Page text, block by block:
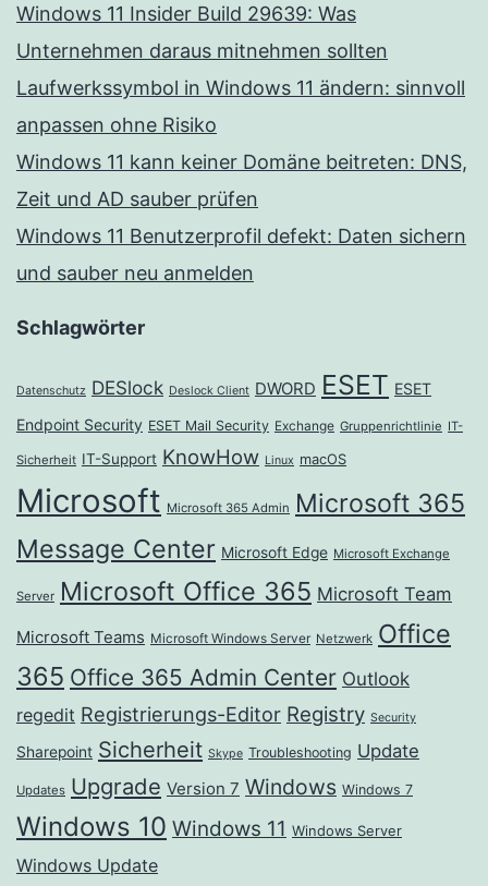
Windows 11 Insider Build 29639: Was
Unternehmen daraus mitnehmen sollten
Laufwerkssymbol in Windows 11 ändern: sinnvoll
anpassen ohne Risiko
Windows 11 kann keiner Domäne beitreten: DNS,
Zeit und AD sauber prüfen
Windows 11 Benutzerprofil defekt: Daten sichern
und sauber neu anmelden
Schlagwörter
Datenschutz DESlock Deslock Client DWORD ESET ESET
Endpoint Security ESET Mail Security Exchange Gruppenrichtlinie IT-
Sicherheit IT-Support KnowHow Linux macOS
Microsoft Microsoft 365 Admin Microsoft 365
Message Center Microsoft Edge Microsoft Exchange
Server Microsoft Office 365 Microsoft Team
Microsoft Teams Microsoft Windows Server Netzwerk Office
365 Office 365 Admin Center Outlook
regedit Registrierungs-Editor Registry Security
Sharepoint Sicherheit Skype Troubleshooting Update
Updates Upgrade Version 7 Windows Windows 7
Windows 10 Windows 11 Windows Server
Windows Update